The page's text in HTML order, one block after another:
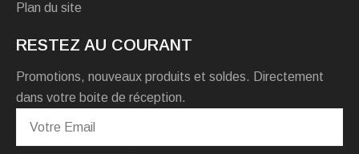
Plan du site
RESTEZ AU COURANT
Promotions, nouveaux produits et soldes. Directement
dans votre boite de réception.